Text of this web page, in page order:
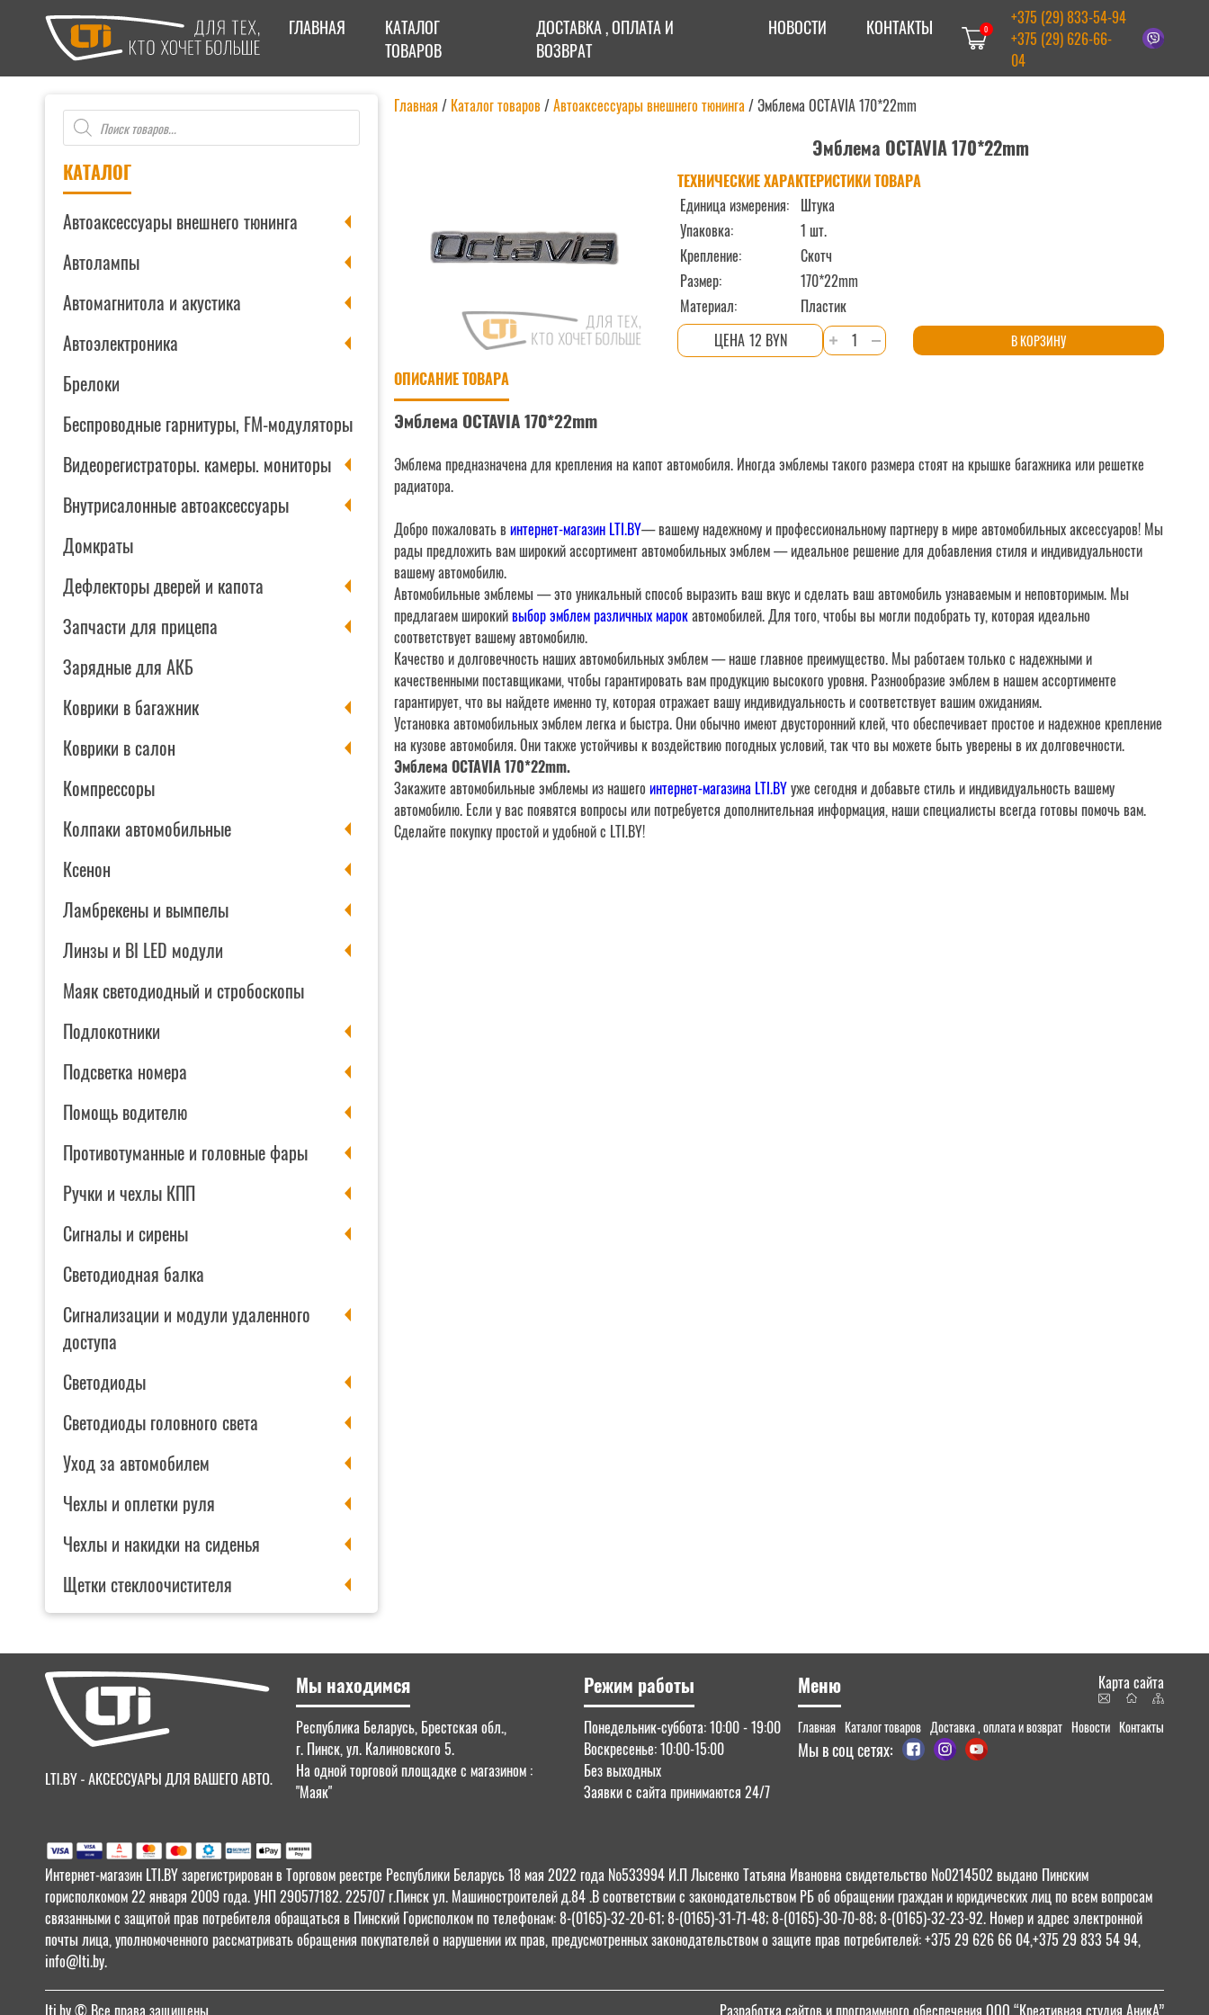
ГЛАВНАЯ
КАТАЛОГ
ТОВАРОВ
ДОСТАВКА , ОПЛАТА И
ВОЗВРАТ
НОВОСТИ КОНТАКТЫ 0
+375 (29) 833-54-94
+375 (29) 626-66-
04
Поиск
товаров
КАТАЛОГ
Автоаксессуары внешнего тюнинга
Автолампы
Автомагнитола и акустика
Автоэлектроника
Брелоки
Беспроводные гарнитуры, FM-модуляторы
Видеорегистраторы. камеры. мониторы
Внутрисалонные автоаксессуары
Домкраты
Дефлекторы дверей и капота
Запчасти для прицепа
Зарядные для АКБ
Коврики в багажник
Коврики в салон
Компрессоры
Колпаки автомобильные
Ксенон
Ламбрекены и вымпелы
Линзы и BI LED модули
Маяк светодиодный и стробоскопы
Подлокотники
Подсветка номера
Помощь водителю
Противотуманные и головные фары
Ручки и чехлы КПП
Сигналы и сирены
Светодиодная балка
Сигнализации и модули удаленного
доступа
Светодиоды
Светодиоды головного света
Уход за автомобилем
Чехлы и оплетки руля
Чехлы и накидки на сиденья
Щетки стеклоочистителя
Главная / Каталог товаров/Автоаксессуары внешнего тюнинга/Эмблема OCTAVIA 170*22mm
Эмблема OCTAVIA 170*22mm
ТЕХНИЧЕСКИЕ ХАРАКТЕРИСТИКИ ТОВАРА
Единица измерения: Штука
Упаковка:
1 шт.
Крепление:
Скотч
Размер:
170*22mm
Материал:
Пластик
12 BYN
Количество
товара
В КОРЗИНУ
ОПИСАНИЕ ТОВАРА
Эмблема OCTAVIA 170*22mm
Эмблема предназначена для крепления на капот автомобиля. Иногда эмблемы такого размера стоят на крышке багажника или решетке
радиатора.
Добро пожаловать в интернет-магазин LTI.BY— вашему надежному и профессиональному партнеру в мире автомобильных аксессуаров! Мы
рады предложить вам широкий ассортимент автомобильных эмблем — идеальное решение для добавления стиля и индивидуальности
вашему автомобилю.
Автомобильные эмблемы — это уникальный способ выразить ваш вкус и сделать ваш автомобиль узнаваемым и неповторимым. Мы
предлагаем широкийвыбор эмблем различных марокавтомобилей. Для того, чтобы вы могли подобрать ту, которая идеально
соответствует вашему автомобилю.
Качество и долговечность наших автомобильных эмблем — наше главное преимущество. Мы работаем только с надежными и
качественными поставщиками, чтобы гарантировать вам продукцию высокого уровня. Разнообразие эмблем в нашем ассортименте
гарантирует, что вы найдете именно ту, которая отражает вашу индивидуальность и соответствует вашим ожиданиям.
Установка автомобильных эмблем легка и быстра. Они обычно имеют двусторонний клей, что обеспечивает простое и надежное крепление
на кузове автомобиля. Они также устойчивы к воздействию погодных условий, так что вы можете быть уверены в их долговечности.
Эмблема OCTAVIA 170*22mm.
Закажите автомобильные эмблемы из нашего интернет-магазина LTI.BYуже сегодня и добавьте стиль и индивидуальность вашему
автомобилю. Если у вас появятся вопросы или потребуется дополнительная информация, наши специалисты всегда готовы помочь вам.
Сделайте покупку простой и удобной с LTI.BY!
Мы находимся
Республика Беларусь, Брестская обл.,
г. Пинск, ул. Калиновского 5.
На одной торговой площадке с магазином :
"Маяк"
Режим работы
Понедельник-суббота: 10:00 - 19:00
Воскресенье: 10:00-15:00
Без выходных
Заявки с сайта принимаются 24/7
Меню
Главная Каталог товаров Доставка , оплата и возврат Новости Контакты
Мы в соц сетях:
Карта сайта
Интернет-магазин LTI.BY зарегистрирован в Торговом реестре Республики Беларусь 18 мая 2022 года №533994 И.П Лысенко Татьяна Ивановна свидетельство №0214502 выдано Пинским
горисполкомом 22 января 2009 года. УНП 290577182. 225707 г.Пинск ул. Машиностроителей д.84 .В соответствии с законодательством РБ об обращении граждан и юридических лиц по всем вопросам
связанными с защитой прав потребителя обращаться в Пинский Горисполком по телефонам: 8-(0165)-32-20-61; 8-(0165)-31-71-48; 8-(0165)-30-70-88; 8-(0165)-32-23-92. Номер и адрес электронной
почты лица, уполномоченного рассматривать обращения покупателей о нарушении их прав, предусмотренных законодательством о защите прав потребителей: +375 29 626 66 04,+375 29 833 54 94,
info@lti.by.
lti.by© Все права защищены Разработка сайтов и программного обеспечения ООО “Креативная студия АникА”